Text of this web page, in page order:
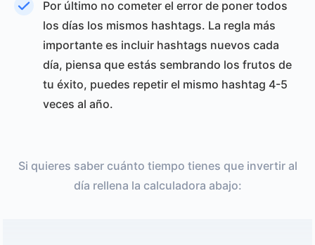
Por último no cometer el error de poner todos
los días los mismos hashtags. La regla más
importante es incluir hashtags nuevos cada
día, piensa que estás sembrando los frutos de
tu éxito, puedes repetir el mismo hashtag 4-5
veces al año.
Si quieres saber cuánto tiempo tienes que invertir al
día rellena la calculadora abajo: